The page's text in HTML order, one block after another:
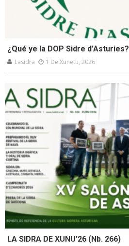
¿Qué ye la DOP Sidre d’Asturies?
Lasidra 1 De Xunetu, 2026
LA SIDRA DE XUNU’26 (Nb. 266)